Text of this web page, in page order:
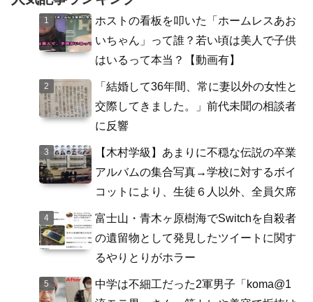
ホストの看板を叩いた「ホームレスあお
いちゃん」って誰？若い頃は美人で子供
はいるって本当？【動画有】
「結婚して36年間、常に妻以外の女性と
交際してきました。」前代未聞の相談者
に反響
【木村学級】あまりに不穏な伝説の卒業
アルバムの集合写真→学校に対するボイ
コットにより、生徒６人以外、全員欠席
富士山・青木ヶ原樹海でSwitchを自殺者
の遺留物として発見したツイートに関す
るやりとりがホラー
中学は不細工だった2軍男子「koma@1